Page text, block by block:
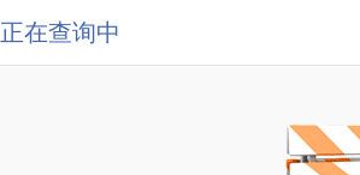
正在查询中